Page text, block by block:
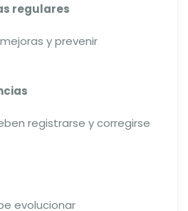
regulares
y prevenir
registrarse y corregirse
evolucionar